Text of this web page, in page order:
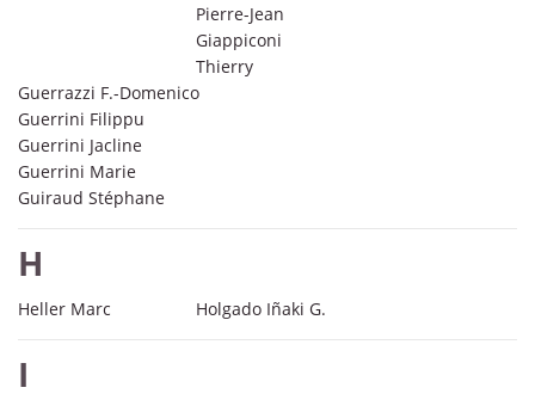
Pierre-Jean
Giappiconi
Thierry
Guerrazzi F.-Domenico
Guerrini Filippu
Guerrini Jacline
Guerrini Marie
Guiraud Stéphane
H
Heller Marc Holgado Iñaki G.
I